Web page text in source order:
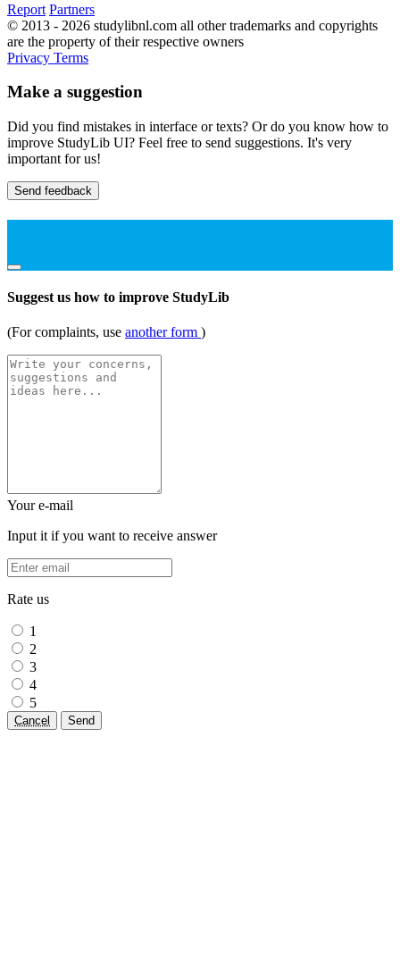
Report Partners
© 2013 - 2026 studylibnl.com all other trademarks and copyrights
are the property of their respective owners
Privacy Terms
Make a suggestion
Did you find mistakes in interface or texts? Or do you know how to
improve StudyLib UI? Feel free to send suggestions. It's very
important for us!
Send feedback
Suggest us how to improve StudyLib
(For complaints, use another form )
Your e-mail
Input it if you want to receive answer
Rate us
1
2
3
4
5
Cancel Send